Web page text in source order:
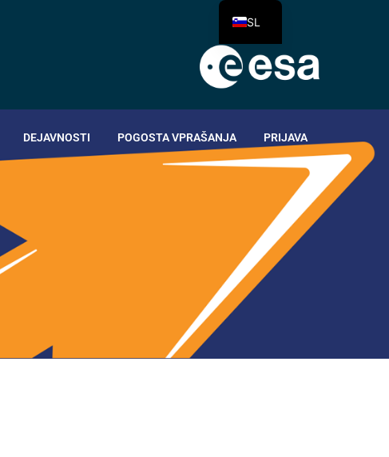
DEJAVNOSTI POGOSTA VPRAŠANJA PRIJAVA
SL